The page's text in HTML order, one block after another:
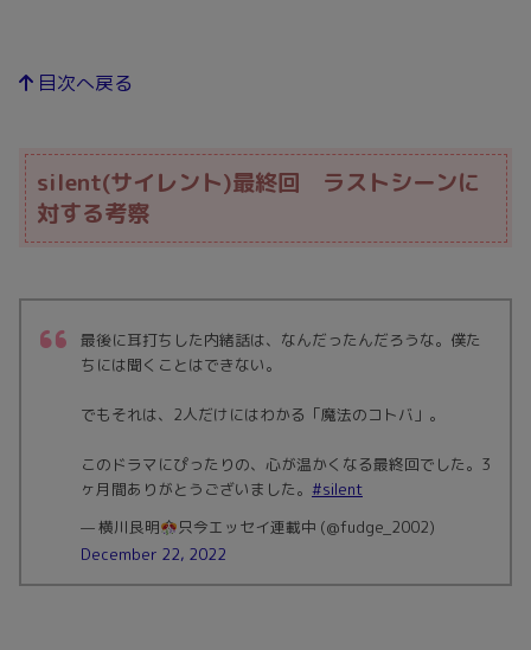
目次へ戻る
silent(サイレント)最終回 ラストシーンに
対する考察
最後に耳打ちした内緒話は、なんだったんだろうな。僕た
ちには聞くことはできない。
でもそれは、2人だけにはわかる「魔法のコトバ」。
このドラマにぴったりの、心が温かくなる最終回でした。3
ヶ月間ありがとうございました。 #silent
— 横川良明
只今エッセイ連載中 (@fudge_2002)
December 22, 2022